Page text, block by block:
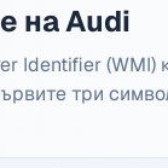
на Audi
Identifier (WMI)
три